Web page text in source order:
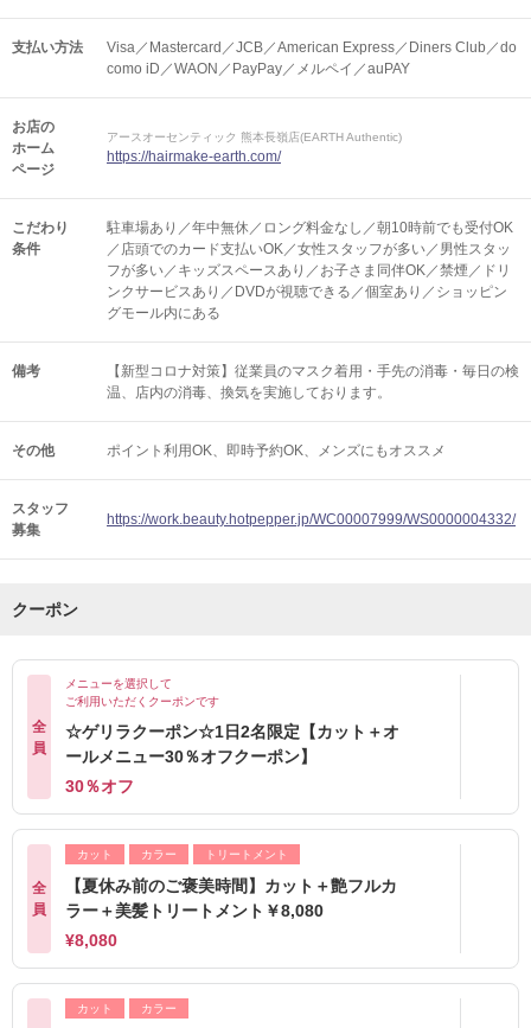
支払い方法
Visa／Mastercard／JCB／American Express／Diners Club／do
como iD／WAON／PayPay／メルペイ／auPAY
お店の
ホーム
ページ
アースオーセンティック 熊本長嶺店(EARTH Authentic)
https://hairmake-earth.com/
こだわり
条件
駐車場あり／年中無休／ロング料金なし／朝10時前でも受付OK
／店頭でのカード支払いOK／女性スタッフが多い／男性スタッ
フが多い／キッズスペースあり／お子さま同伴OK／禁煙／ドリ
ンクサービスあり／DVDが視聴できる／個室あり／ショッピン
グモール内にある
備考
【新型コロナ対策】従業員のマスク着用・手先の消毒・毎日の検
温、店内の消毒、換気を実施しております。
その他 ポイント利用OK 即時予約OK メンズにもオススメ
スタッフ
募集
https://work.beauty.hotpepper.jp/WC00007999/WS0000004332/
クーポン
全
員
メニューを選択して
ご利用いただくクーポンです
☆ゲリラクーポン☆1日2名限定【カット＋オ
ールメニュー30％オフクーポン】
30％オフ
全
員
カット カラー トリートメント
【夏休み前のご褒美時間】カット＋艶フルカ
ラー＋美髪トリートメント￥8,080
¥8,080
カット カラー